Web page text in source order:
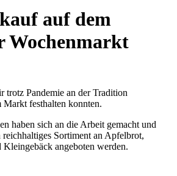
auf dem
Wochenmarkt
trotz Pandemie an der Tradition
festhalten konnten.
haben sich an die Arbeit gemacht und
Sortiment an Apfelbrot,
angeboten werden.